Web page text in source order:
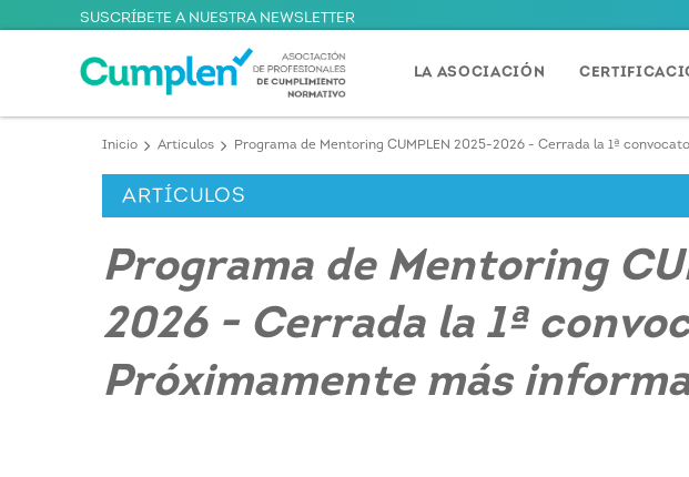
SUSCRÍBETE A NUESTRA NEWSLETTER
LA ASOCIACIÓN
Inicio Artículos Programa de Mentoring CUMPLEN 2025-2026 - Cerrada la 1ª
ARTÍCULOS
Programa de Mentoring
2026 - Cerrada la 1ª
Próximamente más